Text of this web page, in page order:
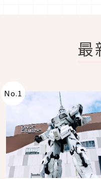
最
No.1